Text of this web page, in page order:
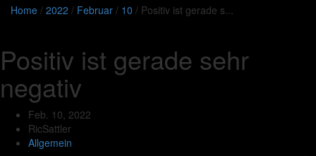
Home / 2022 / Februar / 10 / Positiv ist gerade s...
Positiv ist gerade sehr
negativ
Feb. 10, 2022
RicSattler
Allgemein